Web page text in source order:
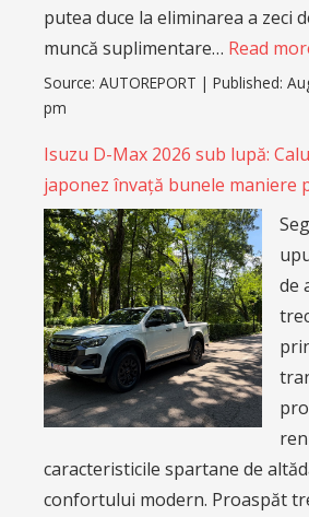
putea duce la eliminarea a zeci
muncă suplimentare… Read
Source: AUTOREPORT | Published:
pm
Isuzu D-Max 2026 sub lupă:
japonez învață bunele maniere
de
caracteristicile spartane de
confortului modern. Proaspăt